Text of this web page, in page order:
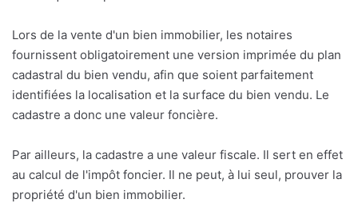
Lors de la vente d'un bien immobilier, les notaires
fournissent obligatoirement une version imprimée du plan
cadastral du bien vendu, afin que soient parfaitement
identifiées la localisation et la surface du bien vendu. Le
cadastre a donc une valeur foncière.
Par ailleurs, la cadastre a une valeur fiscale. Il sert en effet
au calcul de l'impôt foncier. Il ne peut, à lui seul, prouver la
propriété d'un bien immobilier.